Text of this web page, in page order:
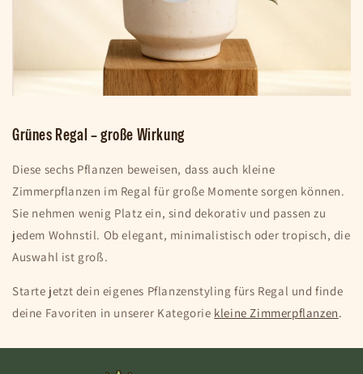
Grünes Regal – große Wirkung
Diese sechs Pflanzen beweisen, dass auch kleine
Zimmerpflanzen im Regal für große Momente sorgen können.
Sie nehmen wenig Platz ein, sind dekorativ und passen zu
jedem Wohnstil. Ob elegant, minimalistisch oder tropisch, die
Auswahl ist groß.
Starte jetzt dein eigenes Pflanzenstyling fürs Regal und finde
deine Favoriten in unserer Kategorie kleine Zimmerpflanzen.